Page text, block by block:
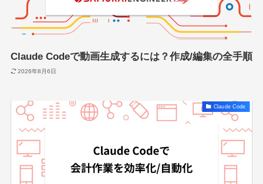
Claude Codeで動画生成するには？作成/編集の全手順
2026年8月6日
Claude Code